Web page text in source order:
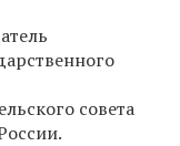
совета